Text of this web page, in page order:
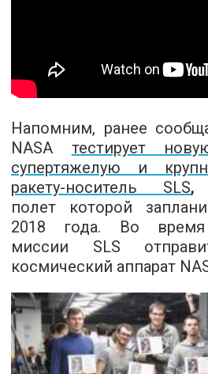
Напомним, ранее
NASA тестирует
супертяжелую и
ракету-носитель SLS,
полет которой
2018 года. Во время
миссии SLS
космический аппарат